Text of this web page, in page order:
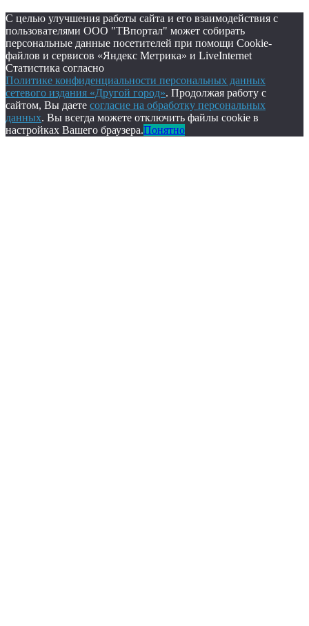
С целью улучшения работы сайта и его взаимодействия с
пользователями ООО "ТВпортал" может собирать
персональные данные посетителей при помощи Cookie-
файлов и сервисов «Яндекс Метрика» и LiveInternet
Статистика согласно
Политике конфиденциальности персональных данных
сетевого издания «Другой город». Продолжая работу с
сайтом, Вы даете согласие на обработку персональных
данных. Вы всегда можете отключить файлы cookie в
настройках Вашего браузера.Понятно